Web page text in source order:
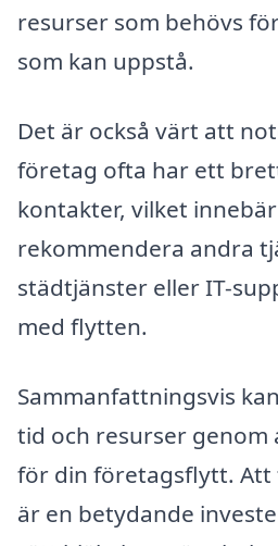
resurser som behövs
som kan uppstå.
Det är också värt att
företag ofta har ett
kontakter, vilket
rekommendera andra
städtjänster eller IT-
med flytten.
Sammanfattningsvis
tid och resurser
för din företagsflytt.
är en betydande